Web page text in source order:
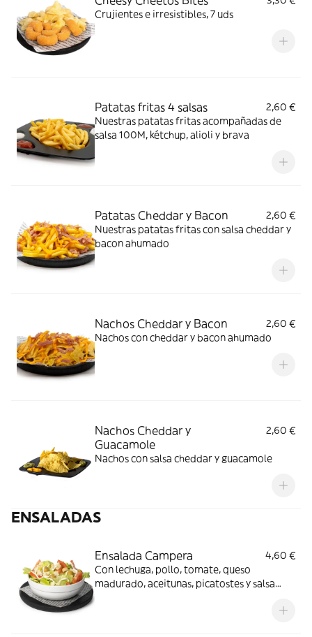
Crujientes e irresistibles, 7 uds
Patatas fritas 4 salsas
2,60 €
Nuestras patatas fritas acompañadas de
salsa 100M, kétchup, alioli y brava
Patatas Cheddar y Bacon
2,60 €
Nuestras patatas fritas con salsa cheddar y
bacon ahumado
Nachos Cheddar y Bacon
2,60 €
Nachos con cheddar y bacon​ ahumado
Nachos Cheddar y
Guacamole
2,60 €
Nachos con salsa cheddar y guacamole​
ENSALADAS
Ensalada Campera
4,60 €
Con lechuga, pollo, tomate, queso
madurado, aceitunas, picatostes y salsa